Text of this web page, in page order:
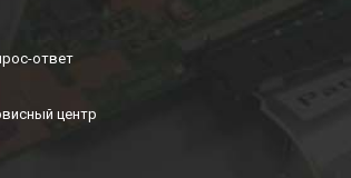
ответ
центр